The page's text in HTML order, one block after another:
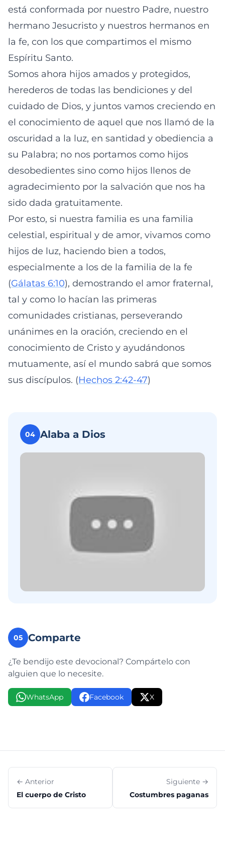
está conformada por nuestro Padre, nuestro
hermano Jesucristo y nuestros hermanos en
la fe, con los que compartimos el mismo
Espíritu Santo.
Somos ahora hijos amados y protegidos,
herederos de todas las bendiciones y del
cuidado de Dios, y juntos vamos creciendo en
el conocimiento de aquel que nos llamó de la
oscuridad a la luz, en santidad y obediencia a
su Palabra; no nos portamos como hijos
desobedientes sino como hijos llenos de
agradecimiento por la salvación que nos ha
sido dada gratuitamente.
Por esto, si nuestra familia es una familia
celestial, espiritual y de amor, vivamos como
hijos de luz, haciendo bien a todos,
especialmente a los de la familia de la fe
(Gálatas 6:10), demostrando el amor fraternal,
tal y como lo hacían las primeras
comunidades cristianas, perseverando
unánimes en la oración, creciendo en el
conocimiento de Cristo y ayudándonos
mutuamente, así el mundo sabrá que somos
sus discípulos. (Hechos 2:42-47)
04 Alaba a Dios
05 Comparte
¿Te bendijo este devocional? Compártelo con
alguien que lo necesite.
WhatsApp Facebook X
← Anterior
El cuerpo de Cristo
Siguiente →
Costumbres paganas